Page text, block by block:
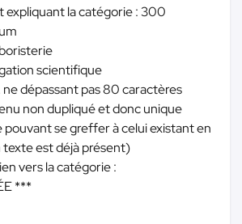
expliquant la catégorie : 300
scientifique
dépassant pas 80 caractères
non dupliqué et donc unique
se greffer à celui existant en
texte est déjà présent)
vers la catégorie :
***